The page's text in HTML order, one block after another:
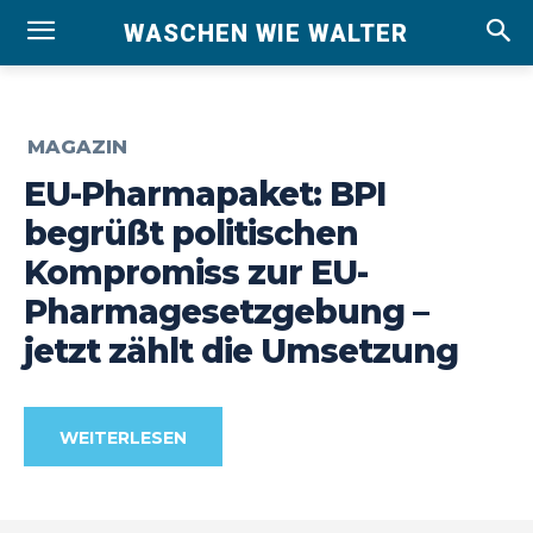
WASCHEN WIE WALTER
MAGAZIN
EU-Pharmapaket: BPI
begrüßt politischen
Kompromiss zur EU-
Pharmagesetzgebung –
jetzt zählt die Umsetzung
WEITERLESEN